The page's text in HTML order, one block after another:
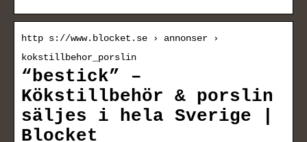
http s://www.blocket.se › annonser ›
kokstillbehor_porslin
“bestick” –
Kökstillbehör & porslin
säljes i hela Sverige |
Blocket